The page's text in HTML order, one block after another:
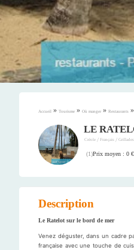
Accueil » Tourisme » Où manger » Restaurants »
LE
Créole / Français /Grillades
(1)Prix moyen : 0 €
Description
Le Ratelot sur le bord de mer
Venez déguster, dans un cadre
française avec une touche de